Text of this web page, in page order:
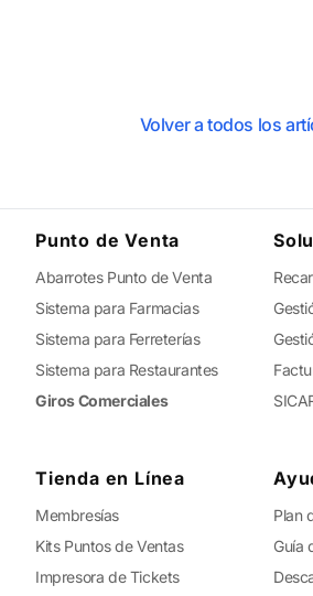
Volver a todos los
Punto de Venta
Abarrotes Punto de Venta
Sistema para Farmacias
Sistema para Ferreterías
Sistema para Restaurantes
Giros Comerciales
Tienda en Línea
Membresías
Kits Puntos de Ventas
Impresora de Tickets
Plan
Guía